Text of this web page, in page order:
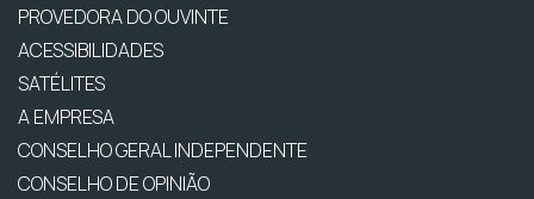
PROVEDORA DO OUVINTE
ACESSIBILIDADES
SATÉLITES
A EMPRESA
CONSELHO GERAL INDEPENDENTE
CONSELHO DE OPINIÃO